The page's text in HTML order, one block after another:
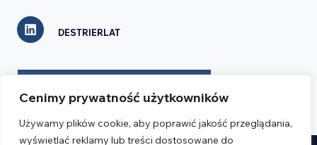
Cenimy prywatność użytkowników
Używamy plików cookie, aby poprawić jakość przeglądania,
wyświetlać reklamy lub treści dostosowane do
DESTRIERLAT
FORMULARZ KONTAKTOWY